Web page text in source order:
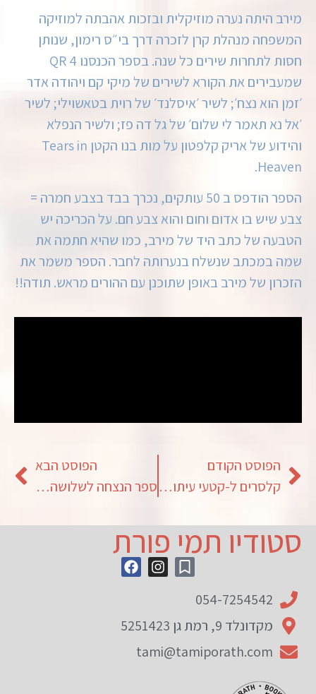
מירב היתה נערה מוזיקלית ובזכות אהבתה למוזיקה
המשפחה מנהלת קרן לזכרה דרך בי״ס רימון, שנותן
חסות לתחרות שירים כל שנה. בספר הכנסנו 4 QR
שמעבירים את הקורא לשירים של מיקי קם ויהודה אדר
׳זמן הוא נצח׳; לשיר ׳איסלנד׳ של רוית בטאשוילי; לשיר
׳אל נא תאמר לי שלום׳ של גל דה פז; ולשיר הנפלא
והידוע של אריק קלפטון על מות בנו הקטן Tears in
Heaven.
הספר הודפס ב 50 עותקים, נכרך בבד בצבע חמרה =
צבע שיש בו אדום וחום והוא צבע חם. על הכריכה יש
הטבעה של כתב היד של מירב, כמו שהיא חתמה את
שמה במכתב שנשלח בנערותהּ לחבר. הספר משמר את
הזכרון של מירב באופן שתוכנן עם ההורים מראש. תודה!!
הפוסט הקודם
קלסרים ל-קטעי עיתונות
הפוסט הבא
ספר הנצחה לשלושה דורות
סטודיו תמי פורת
054-7254542
מקדונלד 9, רמת גן 5251423
tami@tamiporath.com